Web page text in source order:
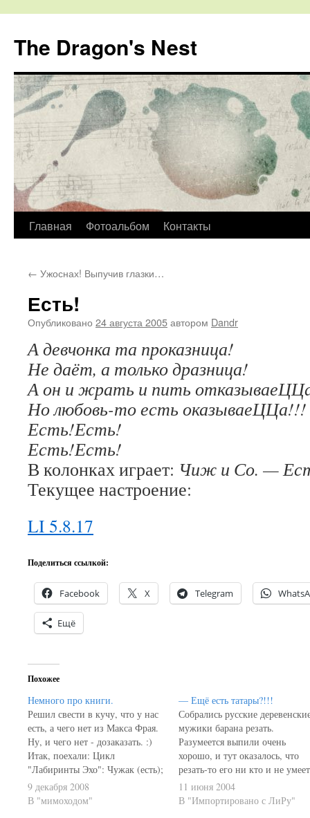
The Dragon's Nest
Перейти
содержимому
Главная Фотоальбом Контакты
← Ужоснах! Выпучив глазки…
Есть!
Опубликовано 24 августа 2005автором Dandr
А девчонка та проказница!
Не даёт, а только дразница!
А он и жрать и пить
Но любовь-то есть оказываеЦЦа!!!
Есть!Есть!
Есть!Есть!
В колонках играет: Чиж и Со. —
Текущее настроение:
LI 5.8.17
Поделиться ссылкой:
Facebook X Telegram
Ещё
Похожее
Немного про книги.
Решил свести в кучу, что у нас
есть, а чего нет из Макса Фрая.
Ну, и чего нет - дозаказать. :)
Итак, поехали: Цикл
"Лабиринты Эхо": Чужак (есть);
Волонтеры вечности (есть);
Простые волшебные вещи
(есть); Темная сторона (есть);
9 декабря 2008
В "мимоходом"
— Ещё есть татары?!!!
Собрались русские
мужики барана резать.
Разумеется выпили очень
хорошо, и тут оказалось, что
резать-то его ни кто и не
Послали самого глупого: - Ты
сходи в мечеть, позови
татарина, чтоб зарезал. Тот
11 июня 2004
В "Импортировано с ЛиРу"